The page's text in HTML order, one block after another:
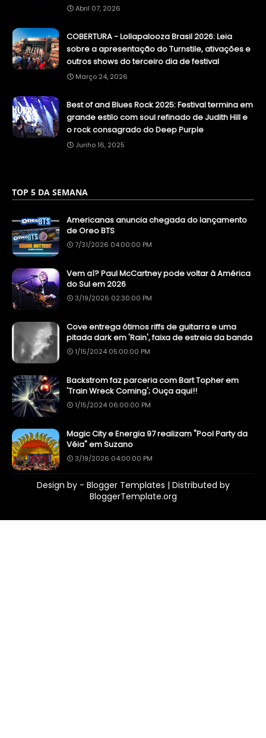
Abril 07, 2026
COBERTURA - Lollapalooza Brasil 2026: Leia
sobre a apresentação do Turnstile, ativações e
outros shows do terceiro dia de festival
Março 24, 2026
Best of and Blues Rock 2025: Festival termina em
grande estilo com soul refinado de Judith Hill e
o rock consagrado do Deep Purple
Junho 16, 2025
TOP 5 DA SEMANA
Americanas anuncia chegada do lançamento
de Oreo BTS
7/31/2026 04:00:00 PM
Vem aí? Paul McCartney pode voltar à América
do Sul em 2026
3/19/2026 02:30:00 PM
Cove entrega ótimos riffs de guitarra e uma
pitada dark em 'Rain', faixa de estreia da banda
1/15/2024 05:00:00 PM
Backstrom faz parceria com Bart Topher em
'Train Wreck Coming'; Ouça aqui!!
1/15/2024 06:00:00 PM
Magic City e Energia 97 realizam "Pool Party da
Véia" em Suzano
3/19/2026 04:00:00 PM
Design by - Blogger Templates | Distributed by
BloggerTemplate.org